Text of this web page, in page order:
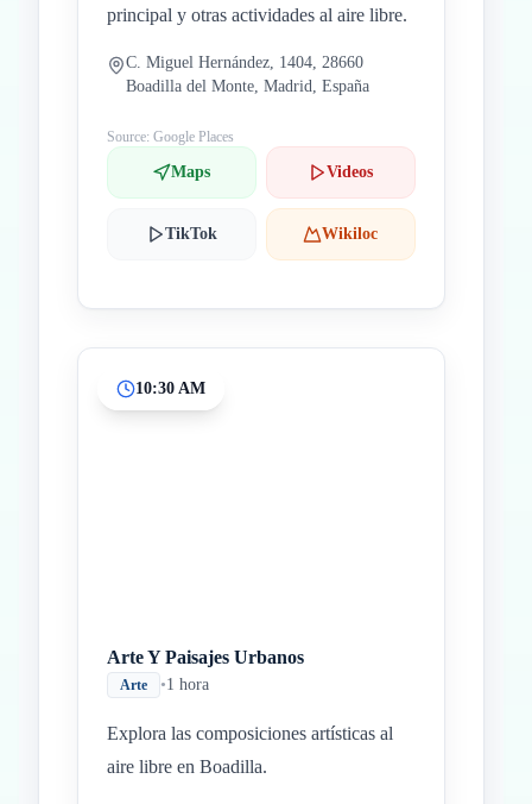
principal y otras actividades al aire libre.
C. Miguel Hernández, 1404, 28660
Boadilla del Monte, Madrid, España
Source: Google Places
Maps Videos
TikTok Wikiloc
10:30 AM
Arte Y Paisajes Urbanos
Arte •1 hora
Explora las composiciones artísticas al
aire libre en Boadilla.